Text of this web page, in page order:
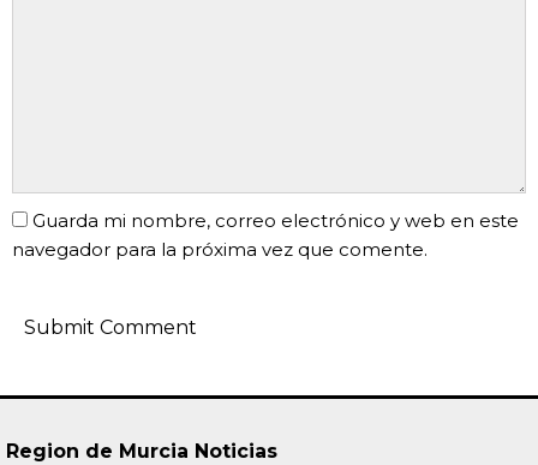
Guarda mi nombre, correo electrónico y web en este
navegador para la próxima vez que comente.
Region de Murcia Noticias